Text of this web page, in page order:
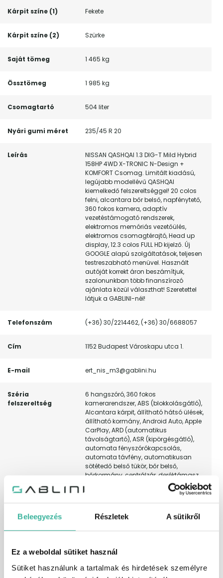
Beleegyezés Részletek A sütikről
Ez a weboldal sütiket használ
Sütiket használunk a tartalmak és hirdetések személyre
Kárpit színe (1) Fekete
Kárpit színe (2) Szürke
Saját tömeg 1 465 kg
Össztömeg 1 985 kg
Csomagtartó 504 liter
Nyári gumi méret 235/45 R 20
Leírás
NISSAN QASHQAI 1.3 DIG-T Mild Hybrid
158HP 4WD X-TRONIC N-Design +
KOMFORT Csomag. Limitált kiadású,
legújabb modellévű QASHQAI
kiemelkedő felszereltséggel! 20 colos
felni, alcantara bőr belső, napfénytető,
360 fokos kamera, adaptív
vezetéstámogató rendszerek,
elektromos memóriás vezetőülés,
elektromos csomagtérajtó, Head up
display, 12.3 colos FULL HD kijelző. Új
GOOGLE alapú szolgáltatások, teljesen
testreszabható menüvel. Használt
autóját korrekt áron beszámítjuk,
szalonunkban több finanszírozó
ajánlata közül választhat! Szeretettel
látjuk a GABLINI-nél!
Telefonszám (+36) 30/2214462, (+36) 30/6688057
Cím 1152 Budapest Városkapu utca 1.
E-mail ert_nis_m3@gablini.hu
Széria
felszereltség
6 hangszóró, 360 fokos
kamerarendszer, ABS (blokkolásgátló),
Alcantara kárpit, állítható hátsó ülések,
állítható kormány, Android Auto, Apple
CarPlay, ARD (automatikus
távolságtartó), ASR (kipörgésgátló),
automata fényszórókapcsolás,
automata távfény, automatikusan
sötétedő belső tükör, bőr belső,
bőrkormány, centrálzár, deréktámasz,
digitális kétzónás klíma, digitális
műszeregység, EBD/EBV (elektronikus
fékerő-elosztó), elektromos ablak elöl,
csomagtérajtó-mozgatás, elektromos
tükör, elektromos ülésállítás
külső tükrök, elektronikus rögzítőfék,
első-hátsó parkolóradar, érintőkijelző,
esőszenzor, ESP (menetstabilizátor),
fáradtságérzékelő, fedélzeti komputer,